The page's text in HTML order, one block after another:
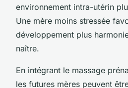
environnement intra-utérin
Une mère moins stressée
développement plus
naître.
En intégrant le massage
les futures mères peuvent